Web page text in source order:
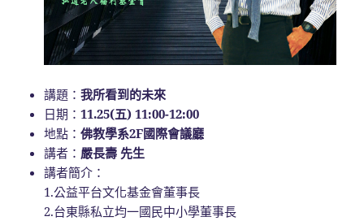
講題：我所看到的未來
日期：11.25(五) 11:00-12:00
地點：佛教學系2F國際會議廳
講者： 嚴長壽 先生
講者簡介：
1.公益平台文化基金會董事長
2.台東縣私立均一國民中小學董事長